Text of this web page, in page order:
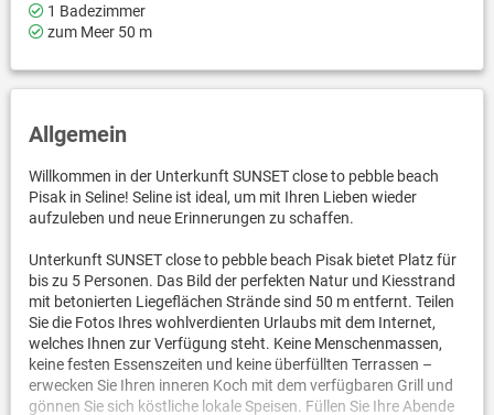
1 Badezimmer
zum Meer 50 m
Allgemein
Willkommen in der Unterkunft SUNSET close to pebble beach
Pisak in Seline! Seline ist ideal, um mit Ihren Lieben wieder
aufzuleben und neue Erinnerungen zu schaffen.
Unterkunft SUNSET close to pebble beach Pisak bietet Platz für
bis zu 5 Personen. Das Bild der perfekten Natur und Kiesstrand
mit betonierten Liegeflächen Strände sind 50 m entfernt. Teilen
Sie die Fotos Ihres wohlverdienten Urlaubs mit dem Internet,
welches Ihnen zur Verfügung steht. Keine Menschenmassen,
keine festen Essenszeiten und keine überfüllten Terrassen –
erwecken Sie Ihren inneren Koch mit dem verfügbaren Grill und
gönnen Sie sich köstliche lokale Speisen. Füllen Sie Ihre Abende